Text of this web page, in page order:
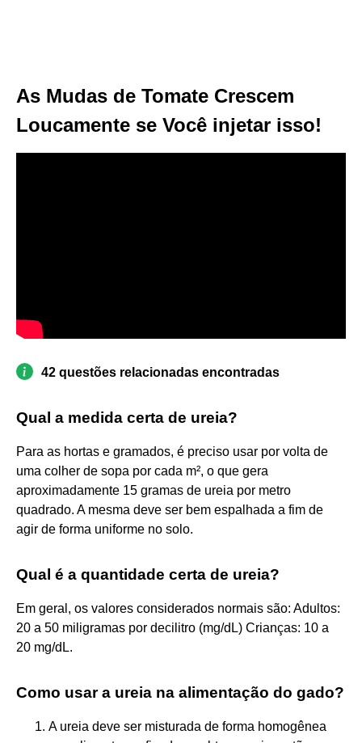
As Mudas de Tomate Crescem
Loucamente se Você injetar isso!
42 questões relacionadas encontradas
Qual a medida certa de ureia?
Para as hortas e gramados, é preciso usar por volta de
uma colher de sopa por cada m², o que gera
aproximadamente 15 gramas de ureia por metro
quadrado. A mesma deve ser bem espalhada a fim de
agir de forma uniforme no solo.
Qual é a quantidade certa de ureia?
Em geral, os valores considerados normais são: Adultos:
20 a 50 miligramas por decilitro (mg/dL) Crianças: 10 a
20 mg/dL.
Como usar a ureia na alimentação do gado?
A ureia deve ser misturada de forma homogênea